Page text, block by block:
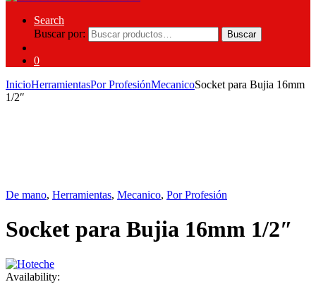
Search
Buscar por:
Buscar
0
InicioHerramientasPor ProfesiónMecanicoSocket para Bujia 16mm
1/2″
De mano, Herramientas, Mecanico, Por Profesión
Socket para Bujia 16mm 1/2″
Availability: